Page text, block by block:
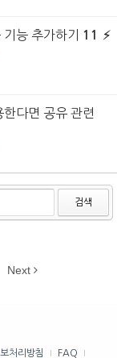
능 추가하기 11
다면 공유 관련
검색
Next
처리방침 FAQ